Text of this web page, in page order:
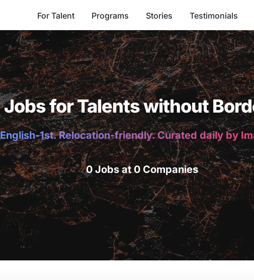
For Talent Programs Stories Testimonials
Jobs for Talents without
English-1st. Relocation-friendly. Curated daily by
0 Jobs at 0 Companies